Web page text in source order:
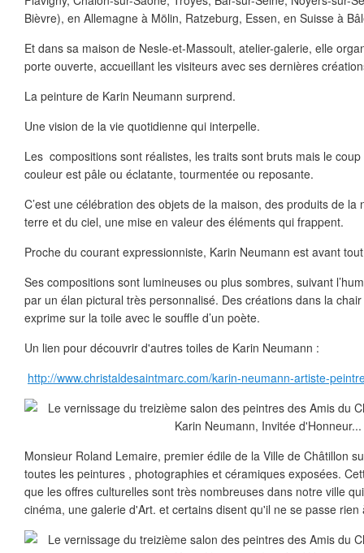
Bièvre), en Allemagne à Mölin, Ratzeburg, Essen, en Suisse à
Et dans sa maison de Nesle-et-Massoult, atelier-galerie, elle
porte ouverte, accueillant les visiteurs avec ses dernières
La peinture de Karin Neumann surprend.
Une vision de la vie quotidienne qui interpelle.
Les compositions sont réalistes, les traits sont bruts mais le
couleur est pâle ou éclatante, tourmentée ou reposante.
C’est une célébration des objets de la maison, des produits de
terre et du ciel, une mise en valeur des éléments qui frappent.
Proche du courant expressionniste, Karin Neumann est avant
Ses compositions sont lumineuses ou plus sombres, suivant
par un élan pictural très personnalisé. Des créations dans la chair
exprime sur la toile avec le souffle d’un poète.
Un lien pour découvrir d'autres toiles de Karin Neumann :
http://www.christaldesaintmarc.com/karin-neumann-artiste-
Monsieur Roland Lemaire, premier édile de la Ville de Châtillon
toutes les peintures , photographies et céramiques exposées.
que les offres culturelles sont très nombreuses dans notre ville
cinéma, une galerie d'Art. et certains disent qu'il ne se passe